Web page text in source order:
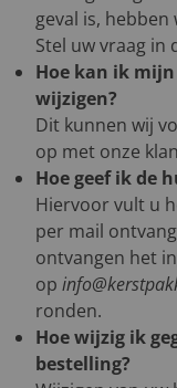
geval is,
Stel uw vraag in
Hoe kan ik
wijzigen?
Dit kunnen wij
op met onze
Hoe geef ik de
Hiervoor vult u
per mail
ontvangen het
op
ronden.
Hoe wijzig ik
bestelling?